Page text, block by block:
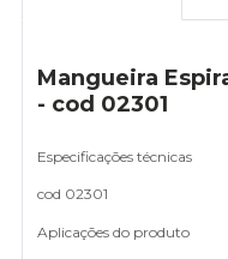
Mangueira
- cod 02301
Especificações técnicas
cod 02301
Aplicações do produto